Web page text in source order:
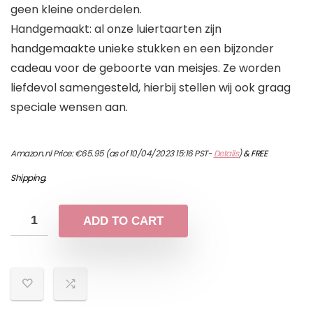
geen kleine onderdelen.
Handgemaakt: al onze luiertaarten zijn
handgemaakte unieke stukken en een bijzonder
cadeau voor de geboorte van meisjes. Ze worden
liefdevol samengesteld, hierbij stellen wij ook graag
speciale wensen aan.
Amazon.nl Price:€65.95(as of 10/04/2023 15:16 PST-Details)&FREE
Shipping.
ADD TO CART